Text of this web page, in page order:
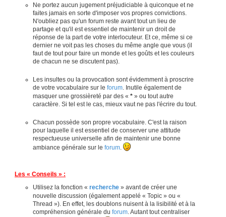
Ne portez aucun jugement préjudiciable à quiconque et ne
faites jamais en sorte d'imposer vos propres convictions.
N'oubliez pas qu'un forum reste avant tout un lieu de
partage et qu'il est essentiel de maintenir un droit de
réponse de la part de votre interlocuteur. Et ce, même si ce
dernier ne voit pas les choses du même angle que vous (il
faut de tout pour faire un monde et les goûts et les couleurs
de chacun ne se discutent pas).
Les insultes ou la provocation sont évidemment à proscrire
de votre vocabulaire sur le forum. Inutile également de
masquer une grossièreté par des « * » ou tout autre
caractère. Si tel est le cas, mieux vaut ne pas l'écrire du tout.
Chacun possède son propre vocabulaire. C'est la raison
pour laquelle il est essentiel de conserver une attitude
respectueuse universelle afin de maintenir une bonne
ambiance générale sur le forum.
Les « Conseils » :
Utilisez la fonction « recherche » avant de créer une
nouvelle discussion (également appelé « Topic » ou «
Thread »). En effet, les doublons nuisent à la lisibilité et à la
compréhension générale du forum . Autant tout centraliser